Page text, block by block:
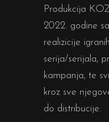
Produkcija
2022. godine
realizicije
serija/serijala,
kampanja, te
kroz sve
do distribucije.